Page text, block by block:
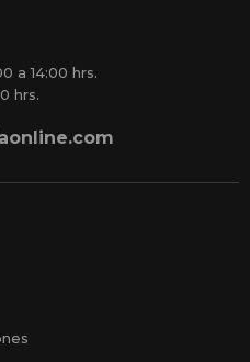
a 14:00 hrs.
hrs.